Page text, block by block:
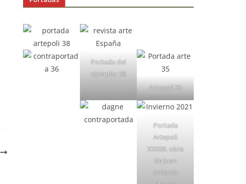
Portada del
ejemplar 36
Artepoli 35
Portada
Artepoli
XXXIII. obra
de Juan
Antonio